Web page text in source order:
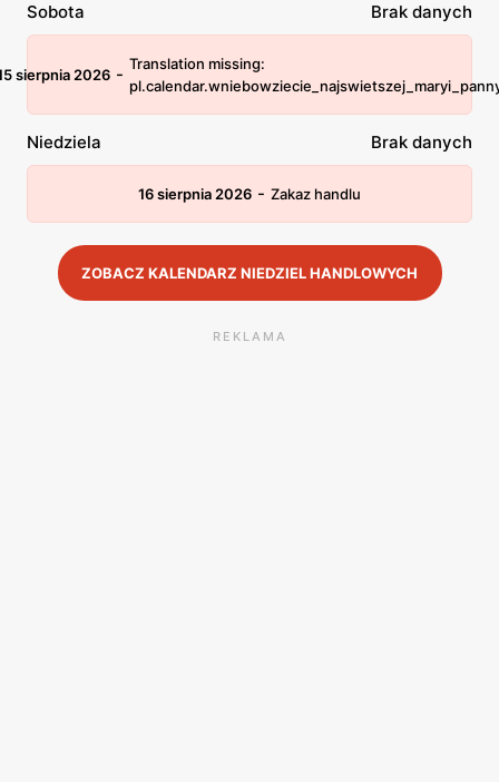
Sobota
Brak danych
sierpnia 2026 - Translation missing:
Niedziela Brak danych
16 sierpnia 2026 - Zakaz handlu
ZOBACZ KALENDARZ NIEDZIEL HANDLOWYCH
REKLAMA